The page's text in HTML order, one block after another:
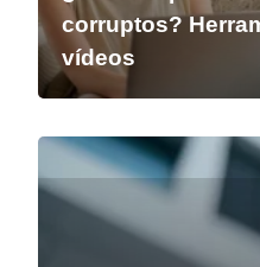
corruptos?
vídeos